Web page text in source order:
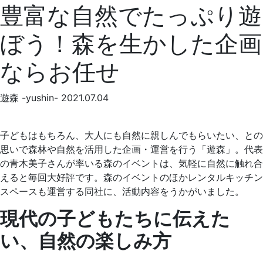
豊富な自然でたっぷり遊
ぼう！森を生かした企画
ならお任せ
遊森 -yushin- 2021.07.04
子どもはもちろん、大人にも自然に親しんでもらいたい、との
思いで森林や自然を活用した企画・運営を行う「遊森」。代表
の青木美子さんが率いる森のイベントは、気軽に自然に触れ合
えると毎回大好評です。森のイベントのほかレンタルキッチン
スペースも運営する同社に、活動内容をうかがいました。
現代の子どもたちに伝えた
い、自然の楽しみ方